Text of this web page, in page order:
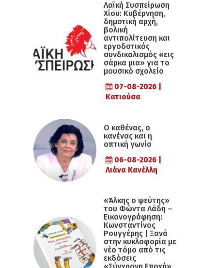
Λαϊκή Συσπείρωση
Χίου: Κυβέρνηση,
δημοτική αρχή,
βολική
αντιπολίτευση και
εργοδοτικός
συνδικαλισμός «εις
σάρκα μια» για το
μουσικό σχολείο
07-08-2026 |
Κατιούσα
Ο καθένας, ο
κανένας και η
οπτική γωνία
06-08-2026 |
Λιάνα Κανέλλη
«Άλκης ο ψεύτης»
του Φώντα Λάδη –
Εικονογράφηση:
Κωνσταντίνος
Ρουγγέρης | Ξανά
στην κυκλοφορία με
νέο τόμο από τις
εκδόσεις